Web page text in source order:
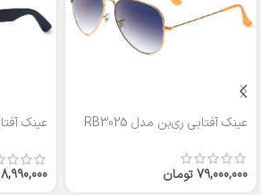
عینک آفتابی ری‌بن مدل RB3025
79,000,000تومان
8,990,000